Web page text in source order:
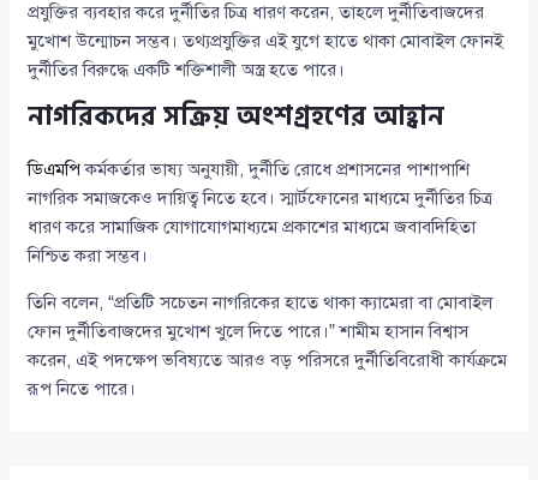
প্রযুক্তির ব্যবহার করে দুর্নীতির চিত্র ধারণ করেন, তাহলে দুর্নীতিবাজদের
মুখোশ উন্মোচন সম্ভব। তথ্যপ্রযুক্তির এই যুগে হাতে থাকা মোবাইল ফোনই
দুর্নীতির বিরুদ্ধে একটি শক্তিশালী অস্ত্র হতে পারে।
নাগরিকদের সক্রিয় অংশগ্রহণের আহ্বান
ডিএমপিকর্মকর্তার ভাষ্য অনুযায়ী, দুর্নীতি রোধে প্রশাসনের পাশাপাশি
নাগরিক সমাজকেও দায়িত্ব নিতে হবে। স্মার্টফোনের মাধ্যমে দুর্নীতির চিত্র
ধারণ করে সামাজিক যোগাযোগমাধ্যমে প্রকাশের মাধ্যমে জবাবদিহিতা
নিশ্চিত করা সম্ভব।
তিনি বলেন, “প্রতিটি সচেতন নাগরিকের হাতে থাকা ক্যামেরা বা মোবাইল
ফোন দুর্নীতিবাজদের মুখোশ খুলে দিতে পারে।” শামীম হাসান বিশ্বাস
করেন, এই পদক্ষেপ ভবিষ্যতে আরও বড় পরিসরে দুর্নীতিবিরোধী কার্যক্রমে
রূপ নিতে পারে।